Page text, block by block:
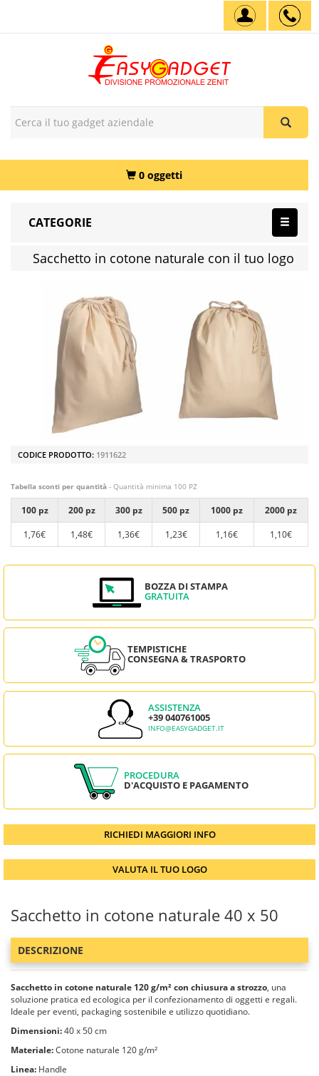
0 oggetti
CATEGORIE
Sacchetto in cotone naturale con il tuo logo
CODICE PRODOTTO: 1911622
Tabella sconti per quantità - Quantità minima 100 PZ
100 pz 200 pz 300 pz 500 pz 1000 pz
2000 pz
1,76€
1,48€ 1,36€ 1,23€ 1,16€ 1,10€
BOZZA DI STAMPA
GRATUITA
TEMPISTICHE
CONSEGNA & TRASPORTO
ASSISTENZA
+39 040761005
INFO@EASYGADGET.IT
PROCEDURA
D'ACQUISTO E PAGAMENTO
RICHIEDI MAGGIORI INFO
VALUTA IL TUO LOGO
Sacchetto in cotone naturale 40 x 50
DESCRIZIONE
Sacchetto in cotone naturale 120 g/m² con chiusura a strozzo, una
soluzione pratica ed ecologica per il confezionamento di oggetti e regali.
Ideale per eventi, packaging sostenibile e utilizzo quotidiano.
Dimensioni:40 x 50 cm
Materiale:Cotone naturale 120 g/m²
Linea: Handle